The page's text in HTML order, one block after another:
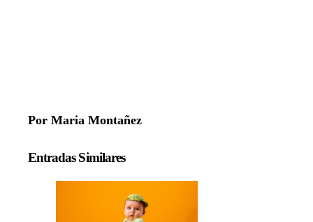
Por Maria Montañez
Entradas Similares